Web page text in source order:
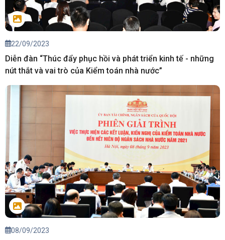
22/09/2023
Diễn đàn “Thúc đẩy phục hồi và phát triển kinh tế - những
nút thắt và vai trò của Kiểm toán nhà nước”
08/09/2023